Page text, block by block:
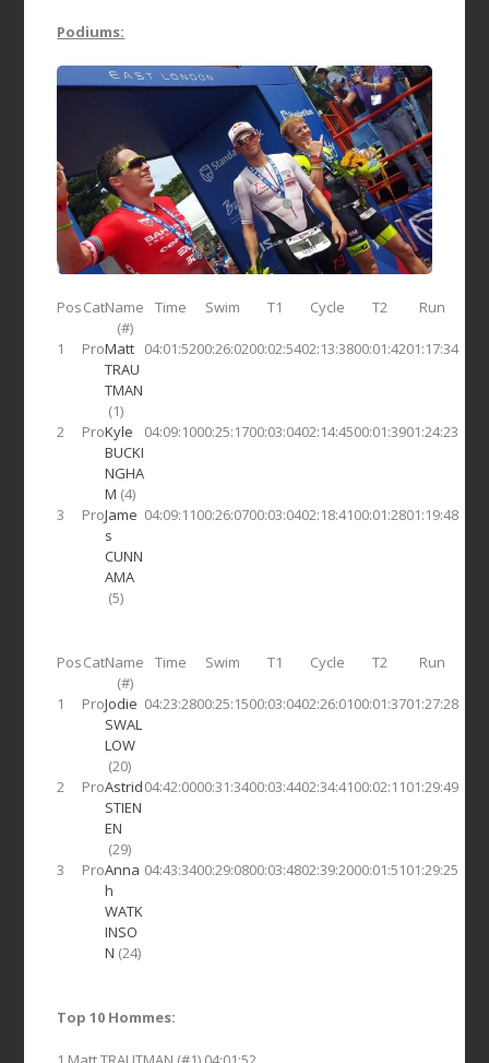
Podiums:
PosCatName
(#)
Time Swim T1 Cycle T2 Run
1 ProMatt
TRAU
TMAN
(1)
04:01:5200:26:0200:02:5402:13:3800:01:4201:17:34
2 ProKyle
BUCKI
NGHA
M (4)
04:09:1000:25:1700:03:0402:14:4500:01:3901:24:23
3 ProJame
s
CUNN
AMA
(5)
04:09:1100:26:0700:03:0402:18:4100:01:2801:19:48
PosCatName
(#)
Time Swim T1 Cycle T2 Run
1 ProJodie
SWAL
LOW
(20)
04:23:2800:25:1500:03:0402:26:0100:01:3701:27:28
2 ProAstrid
STIEN
EN
(29)
04:42:0000:31:3400:03:4402:34:4100:02:1101:29:49
3 ProAnna
h
WATK
INSO
N (24)
04:43:3400:29:0800:03:4802:39:2000:01:5101:29:25
Top 10 Hommes: